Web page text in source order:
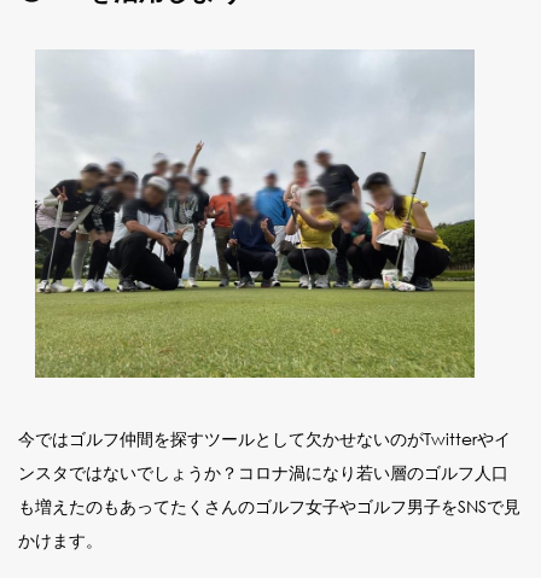
今ではゴルフ仲間を探すツールとして欠かせないのがTwitterやイ
ンスタではないでしょうか？コロナ渦になり若い層のゴルフ人口
も増えたのもあってたくさんのゴルフ女子やゴルフ男子をSNSで見
かけます。